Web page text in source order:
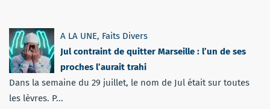
A LA UNE, Faits Divers
Jul contraint de quitter Marseille : l’un de ses
proches l’aurait trahi
Dans la semaine du 29 juillet, le nom de Jul était sur toutes
les lèvres. P...